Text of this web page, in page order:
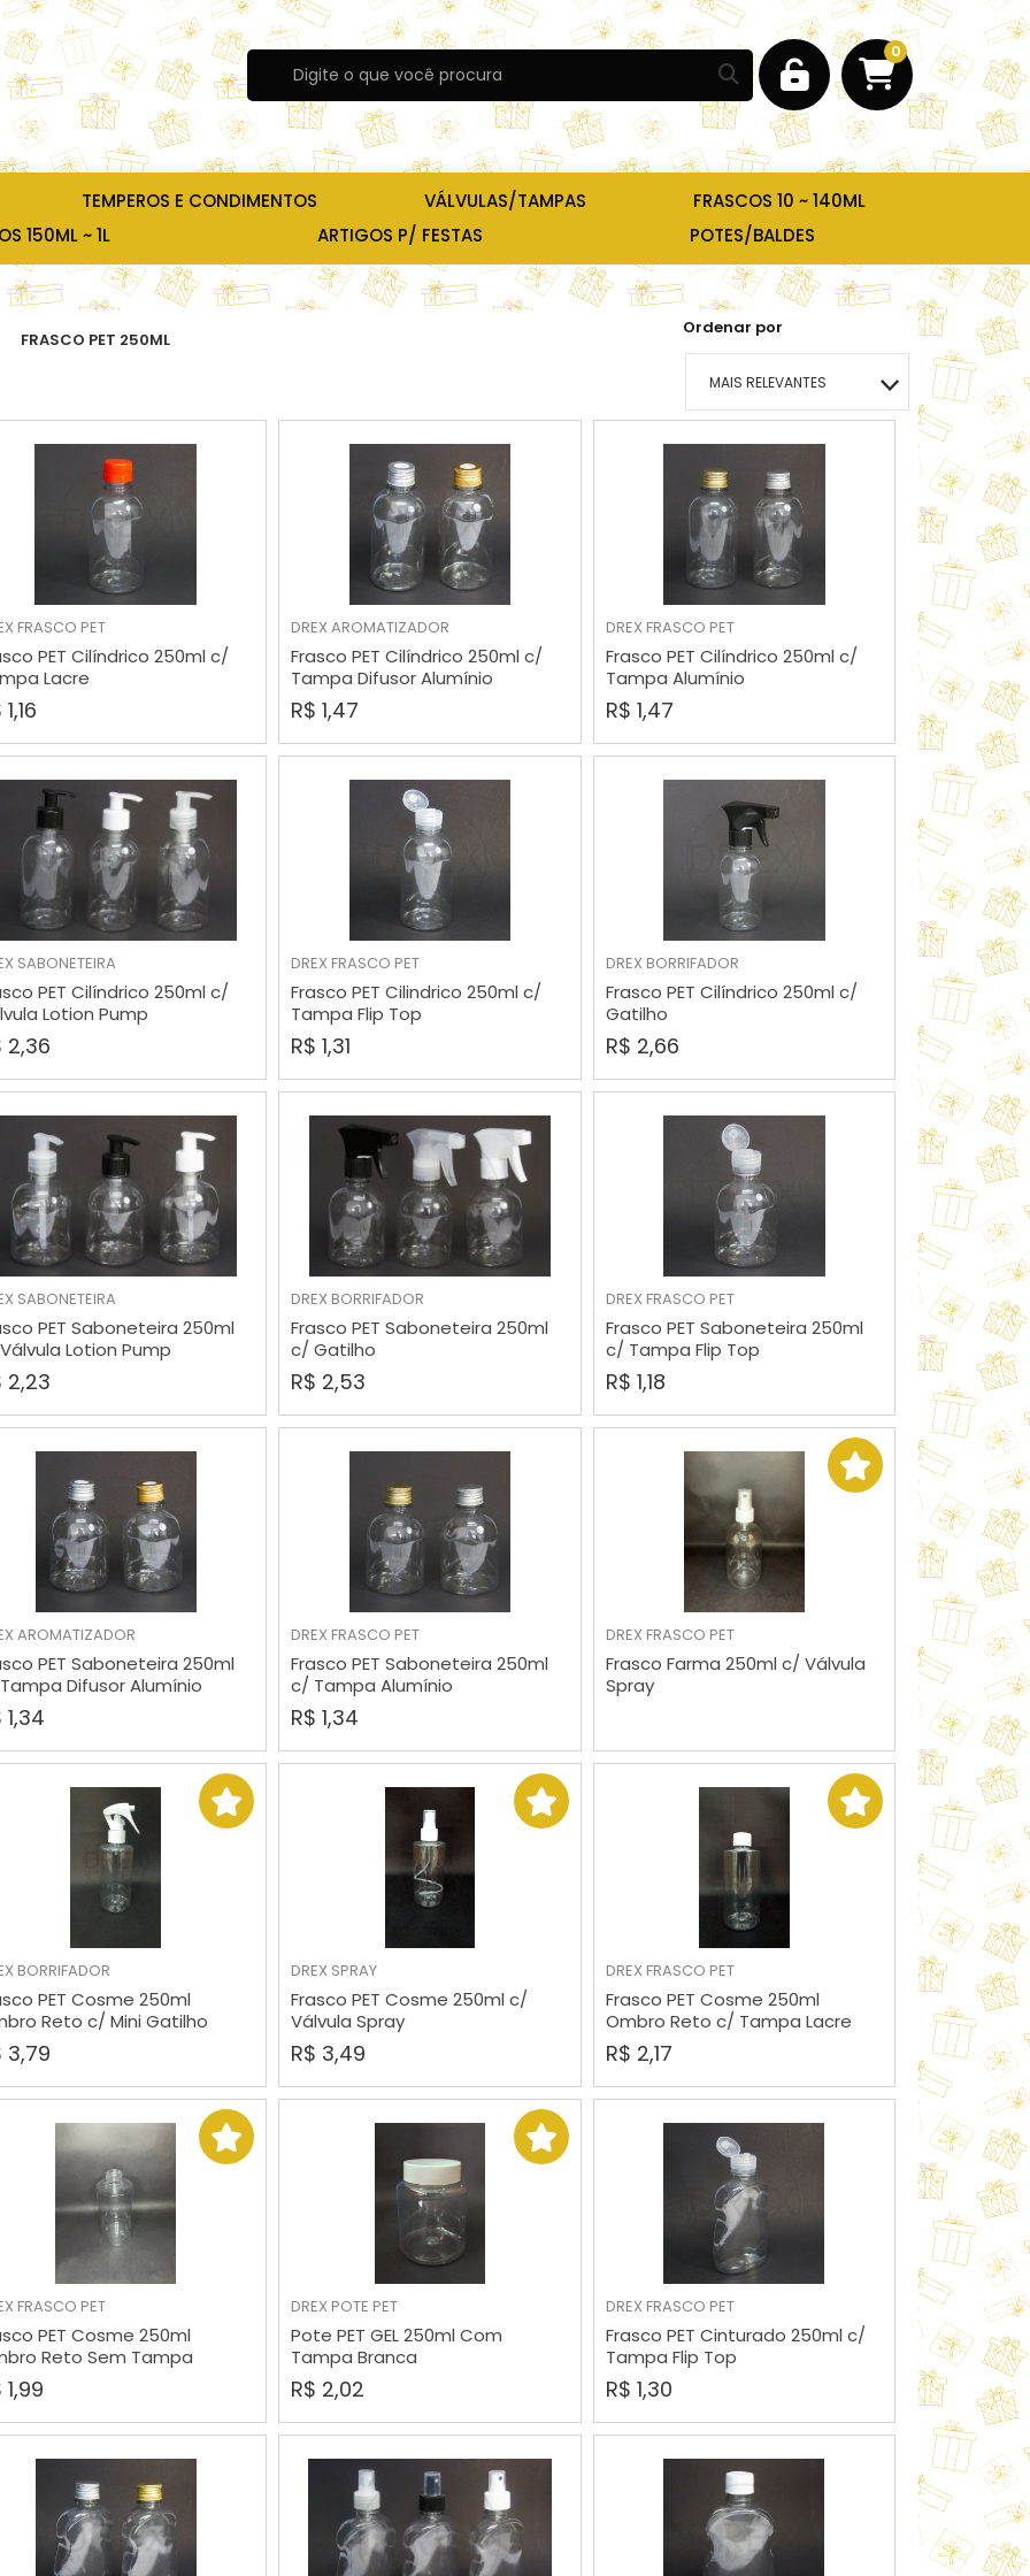
0
TEMPEROS E CONDIMENTOS VÁLVULAS/TAMPAS
FRASCOS 10 ~ 140ML
150ML ~ 1L
ARTIGOS P/ FESTAS POTES/BALDES
FRASCO PET 250ML
Ordenar por
MAIS RELEVANTES
MAIS VENDIDOS
MENOR PREÇO
MAIOR PREÇO
FRASCO PET
PET Cilíndrico 250ml c/
Lacre
COMPRAR DREXAROMATIZADOR
Frasco PET Cilíndrico 250ml c/
Tampa Difusor Alumínio
R$ 1,47
COMPRAR DREX FRASCO PET
Frasco PET Cilíndrico 250ml c/
Tampa Alumínio
R$ 1,47
COMPRAR
SABONETEIRA
PET Cilíndrico 250ml c/
Lotion Pump
2,36
COMPRAR DREX FRASCO PET
Frasco PET Cilindrico 250ml c/
Tampa Flip Top
R$ 1,31
COMPRAR DREX BORRIFADOR
Frasco PET Cilíndrico 250ml c/
Gatilho
R$ 2,66
COMPRAR
SABONETEIRA
PET Saboneteira 250ml
Lotion Pump
2,23
COMPRAR DREX BORRIFADOR
Frasco PET Saboneteira 250ml
c/ Gatilho
R$ 2,53
COMPRAR DREX FRASCO PET
Frasco PET Saboneteira 250ml
c/ Tampa Flip Top
R$ 1,18
COMPRAR
AROMATIZADOR
PET Saboneteira 250ml
Difusor Alumínio
1,34
COMPRAR DREX FRASCO PET
Frasco PET Saboneteira 250ml
c/ Tampa Alumínio
R$ 1,34
COMPRAR DREX FRASCO PET
Frasco Farma 250ml c/ Válvula
Spray
VER MAIS
BORRIFADOR
PET Cosme 250ml
Reto c/ Mini Gatilho
3,79
COMPRAR DREX SPRAY
Frasco PET Cosme 250ml c/
Válvula Spray
R$ 3,49
COMPRAR DREX FRASCO PET
Frasco PET Cosme 250ml
Ombro Reto c/ Tampa Lacre
R$ 2,17
COMPRAR
FRASCO PET
PET Cosme 250ml
Reto Sem Tampa
1,99
COMPRAR DREX POTE PET
Pote PET GEL 250ml Com
Tampa Branca
R$ 2,02
COMPRAR DREX FRASCO PET
Frasco PET Cinturado 250ml c/
Tampa Flip Top
R$ 1,30
COMPRAR